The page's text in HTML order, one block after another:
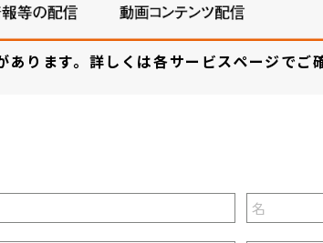
ります。詳しくは各サービスページでご